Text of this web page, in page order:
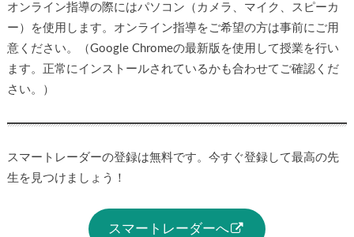
オンライン指導の際にはパソコン（カメラ、マイク、スピーカ
ー）を使用します。オンライン指導をご希望の方は事前にご用
意ください。（Google Chromeの最新版を使用して授業を行い
ます。正常にインストールされているかも合わせてご確認くだ
さい。）
スマートレーダーの登録は無料です。今すぐ登録して最高の先
生を見つけましょう！
スマートレーダーへ